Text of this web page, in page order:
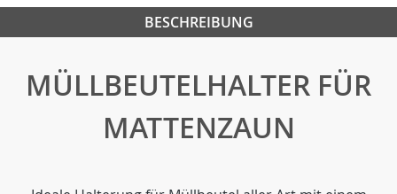
BESCHREIBUNG
MÜLLBEUTELHALTER FÜR
MATTENZAUN